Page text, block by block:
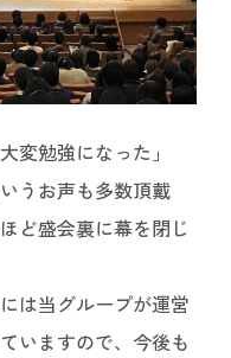
変勉強になった」
うお声も多数頂戴
ど盛会裏に幕を閉じ
は当グループが運営
いますので、今後も